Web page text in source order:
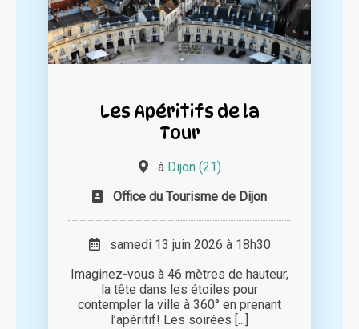
Les Apéritifs de la
Tour
à Dijon (21)
Office du Tourisme de Dijon
samedi 13 juin 2026 à 18h30
Imaginez-vous à 46 mètres de hauteur,
la tête dans les étoiles pour
contempler la ville à 360° en prenant
l’apéritif! Les soirées [...]